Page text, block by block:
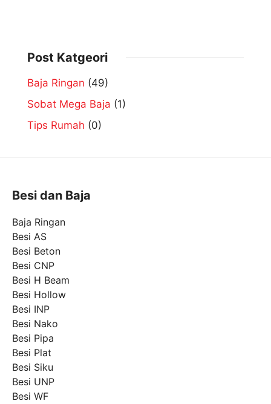
Post Katgeori
Baja Ringan (49)
Sobat Mega Baja (1)
Tips Rumah (0)
Besi dan Baja
Baja Ringan
Besi AS
Besi Beton
Besi CNP
Besi H Beam
Besi Hollow
Besi INP
Besi Nako
Besi Pipa
Besi Plat
Besi Siku
Besi UNP
Besi WF